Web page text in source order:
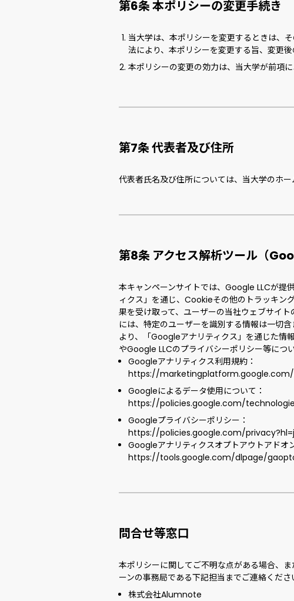
第6条 本ポリシーの変更手続き
当大学は、本ポリシーを変更するときは、
法により、本ポリシーを変更する旨、変更
本ポリシーの変更の効力は、当大学が前項
第7条 代表者及び住所
代表者氏名及び住所については、当大学のホー
第8条 アクセス解析ツール（
本キャンペーンサイトでは、Google LLCが提
ィクス」を通じ、Cookieその他のトラッキン
果を受け取って、ユーザーの当社ウェブサイ
には、特定のユーザーを識別する情報は一切
より、「Googleアナリティクス」を通じた情
やGoogle LLCのプライバシーポリシー等につ
Googleアナリティクス利用規約：
https://
Googleによるデータ使用について：
https://policies.google.com/
Googleプライバシーポリシー：
https://policies.google.com/
Googleアナリティクスオプトアウトアドオ
https://tools.google.com/dlpage/
問合せ等窓口
本ポリシーに関してご不明な点がある場合、
ーンの事務局である下記担当までご連絡くださ
株式会社Alumnote